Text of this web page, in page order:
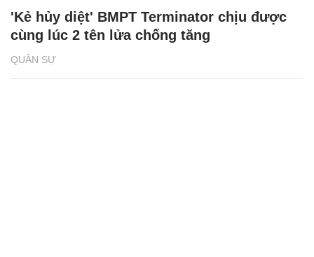
QUÂN SỰ
'Kẻ hủy diệt' BMPT Terminator chịu được
cùng lúc 2 tên lửa chống tăng